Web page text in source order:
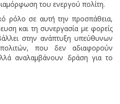
του ενεργού πολίτη.
ρόλο σε αυτή την προσπάθεια,
και τη συνεργασία με φορείς
στην ανάπτυξη υπεύθυνων
πολιτών, που δεν αδιαφορούν
αναλαμβάνουν δράση για το